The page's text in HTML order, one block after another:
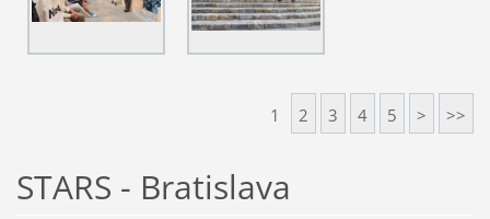
1 2 3 4 5 > >>
STARS - Bratislava